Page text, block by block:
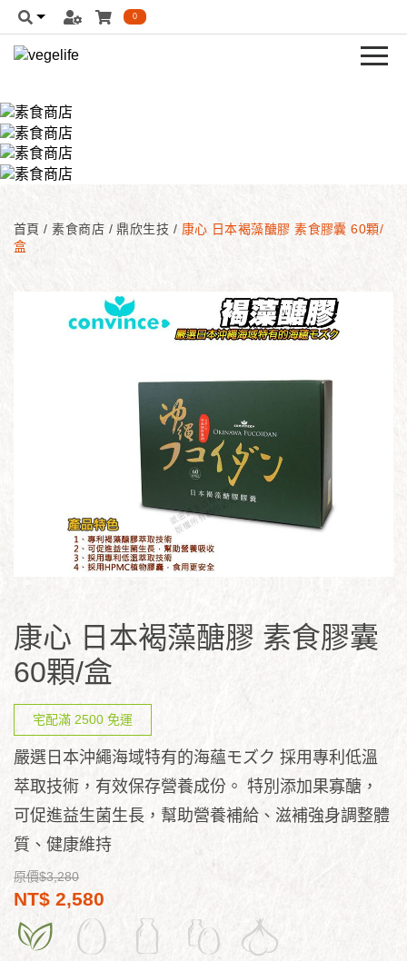
0
首頁/ 素食商店 /鼎欣生技 / 康心 日本褐藻醣膠 素食膠囊 60顆/
盒
康心 日本褐藻醣膠 素食膠囊
60顆/盒
宅配滿 2500 免運
嚴選日本沖繩海域特有的海蘊モズク 採用專利低溫
萃取技術，有效保存營養成份。 特別添加果寡醣，
可促進益生菌生長，幫助營養補給、滋補強身調整體
質、 健康維持
原價$3,280
NT$ 2,580